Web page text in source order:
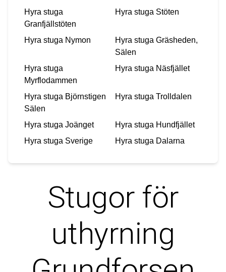
Hyra stuga
Granfjällstöten
Hyra stuga Stöten
Hyra stuga Nymon Hyra stuga Gräsheden,
Sälen
Hyra stuga
Myrflodammen
Hyra stuga Näsfjället
Hyra stuga Björnstigen
Sälen
Hyra stuga Trolldalen
Hyra stuga Joänget Hyra stuga Hundfjället
Hyra stuga Sverige Hyra stuga Dalarna
Stugor för
uthyrning